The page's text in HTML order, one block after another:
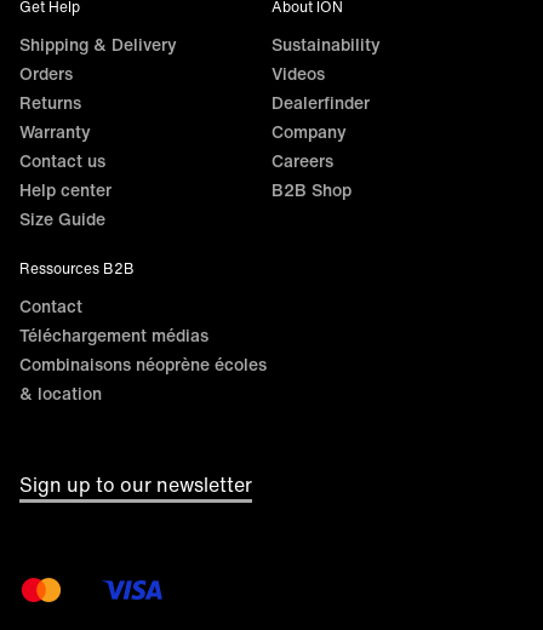
Get Help
Shipping & Delivery
Orders
Returns
Warranty
Contact us
Help center
Size Guide
About ION
Sustainability
Videos
Dealerfinder
Company
Careers
B2B Shop
Ressources B2B
Contact
Téléchargement médias
Combinaisons néoprène écoles
& location
Sign up to our newsletter